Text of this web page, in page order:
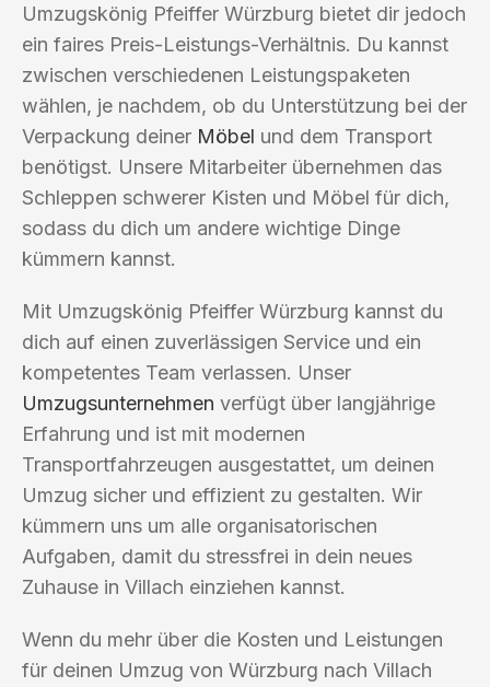
Umzugskönig Pfeiffer Würzburg bietet dir jedoch
ein faires Preis-Leistungs-Verhältnis. Du kannst
zwischen verschiedenen Leistungspaketen
wählen, je nachdem, ob du Unterstützung bei der
Verpackung deiner Möbel und dem Transport
benötigst. Unsere Mitarbeiter übernehmen das
Schleppen schwerer Kisten und Möbel für dich,
sodass du dich um andere wichtige Dinge
kümmern kannst.
Mit Umzugskönig Pfeiffer Würzburg kannst du
dich auf einen zuverlässigen Service und ein
kompetentes Team verlassen. Unser
Umzugsunternehmen verfügt über langjährige
Erfahrung und ist mit modernen
Transportfahrzeugen ausgestattet, um deinen
Umzug sicher und effizient zu gestalten. Wir
kümmern uns um alle organisatorischen
Aufgaben, damit du stressfrei in dein neues
Zuhause in Villach einziehen kannst.
Wenn du mehr über die Kosten und Leistungen
für deinen Umzug von Würzburg nach Villach